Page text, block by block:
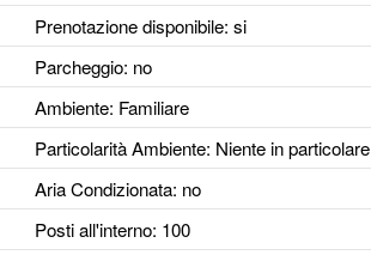
Prenotazione disponibile: si
Parcheggio: no
Ambiente: Familiare
Particolarità Ambiente: Niente in particolare
Aria Condizionata: no
Posti all'interno: 100